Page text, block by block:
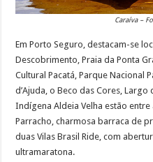
Caraíva –
Em Porto Seguro, destacam-se
Descobrimento, Praia da Ponta
Cultural Pacatá, Parque Nacional
d’Ajuda, o Beco das Cores, Largo
Indígena Aldeia Velha estão
Parracho, charmosa barraca de
duas Vilas Brasil Ride, com
ultramaratona.